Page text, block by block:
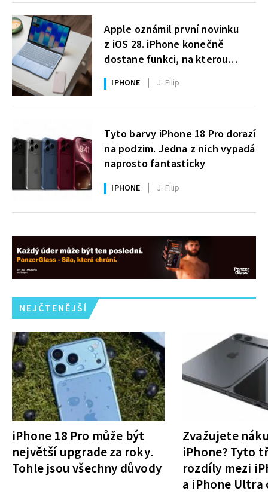
Apple oznámil první novinku
z iOS 28. iPhone konečně
dostane funkci, na kterou
uživatelé Windows čekají roky
IPHONE J. Filip
Tyto barvy iPhone 18 Pro dorazí
na podzim. Jedna z nich vypadá
naprosto fantasticky
IPHONE J. Filip
NEJČTENĚJŠÍ
iPhone 18 Pro může být
největší upgrade za roky.
Tohle jsou všechny důvody
Zvažujete
iPhone? Tyto
rozdíly mezi
a iPhone Ultra